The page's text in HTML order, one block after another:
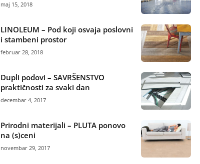
maj 15, 2018
LINOLEUM – Pod koji osvaja poslovni
i stambeni prostor
februar 28, 2018
Dupli podovi – SAVRŠENSTVO
praktičnosti za svaki dan
decembar 4, 2017
Prirodni materijali – PLUTA ponovo
na (s)ceni
novembar 29, 2017